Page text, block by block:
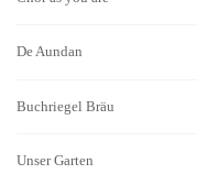
De Aundan
Buchriegel Bräu
Unser Garten